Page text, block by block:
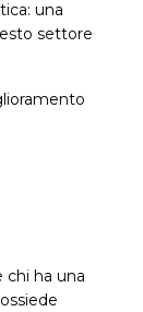
una
settore
chi ha una